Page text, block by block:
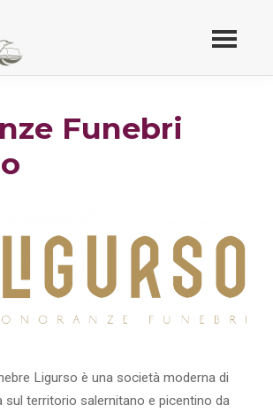
Funebri
Ligurso è una società moderna di
sul territorio salernitano e picentino da